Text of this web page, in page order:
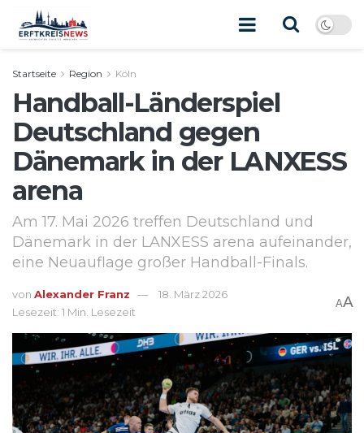
Startseite Region Köln
Handball-Länderspiel
Deutschland gegen
Dänemark in der LANXESS
arena
Am 17. Mai 2026 treffen Deutschland und
Dänemark in der LANXESS arena aufeinander,
eine Neuauflage großer Handball-Finals.
von Alexander Franz
18. März 2026
Lesezeit: 1 Min. Lesezeit
AA